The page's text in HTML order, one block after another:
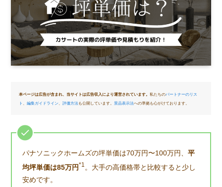
本ページは広告が含まれ、当サイトは広告収入により運営されています。私たちのパートナーのリス
ト 、編集ガイドライン、評価方法も公開しています。景品表示法への準拠も心がけております。
パナソニックホームズの坪単価は70万円〜100万円、平
均坪単価は85万円*1 。大手の高価格帯と比較すると少し
安めです。